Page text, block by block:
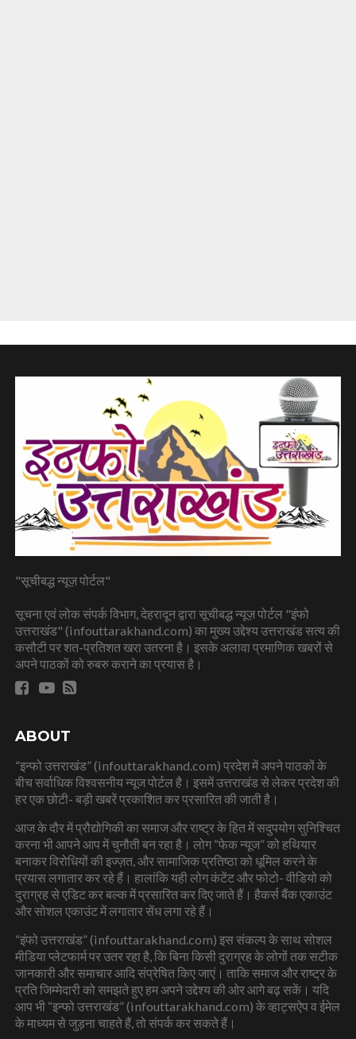
"सूचीबद्ध न्यूज़ पोर्टल"
सूचना एवं लोक संपर्क विभाग, देहरादून द्वारा सूचीबद्ध न्यूज़ पोर्टल "इंफो
उत्तराखंड" (infouttarakhand.com) का मुख्य उद्देश्य उत्तराखंड सत्य की
कसौटी पर शत-प्रतिशत खरा उतरना है। इसके अलावा प्रमाणिक खबरों से
अपने पाठकों को रुबरु कराने का प्रयास है।
ABOUT
“इन्फो उत्तराखंड” (infouttarakhand.com) प्रदेश में अपने पाठकों के
बीच सर्वाधिक विश्वसनीय न्यूज पोर्टल है। इसमें उत्तराखंड से लेकर प्रदेश की
हर एक छोटी- बड़ी खबरें प्रकाशित कर प्रसारित की जाती है।
आज के दौर में प्रौद्योगिकी का समाज और राष्ट्र के हित में सदुपयोग सुनिश्चित
करना भी आपने आप में चुनौती बन रहा है। लोग “फेक न्यूज” को हथियार
बनाकर विरोधियों की इज्ज़त, और सामाजिक प्रतिष्ठा को धूमिल करने के
प्रयास लगातार कर रहे हैं। हालांकि यही लोग कंटेंट और फोटो- वीडियो को
दुराग्रह से एडिट कर बल्क में प्रसारित कर दिए जाते हैं। हैकर्स बैंक एकाउंट
और सोशल एकाउंट में लगातार सेंध लगा रहे हैं।
“इंफो उत्तराखंड” (infouttarakhand.com) इस संकल्प के साथ सोशल
मीडिया प्लेटफार्म पर उतर रहा है, कि बिना किसी दुराग्रह के लोगों तक सटीक
जानकारी और समाचार आदि संप्रेषित किए जाएं। ताकि समाज और राष्ट्र के
प्रति जिम्मेदारी को समझते हुए हम अपने उद्देश्य की ओर आगे बढ़ सकें। यदि
आप भी “इन्फो उत्तराखंड” (infouttarakhand.com) के व्हाट्सऐप व ईमेल
के माध्यम से जुड़ना चाहते हैं, तो संपर्क कर सकते हैं।